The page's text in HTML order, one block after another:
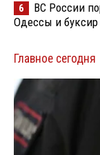
6
ВС России
Одессы и буксир
Главное сегодня